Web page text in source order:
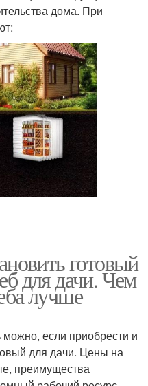
дома. При
готовый
для дачи. Чем
лучше
если приобрести и
для дачи. Цены на
преимущества